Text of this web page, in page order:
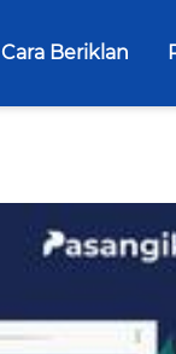
Cara Beriklan